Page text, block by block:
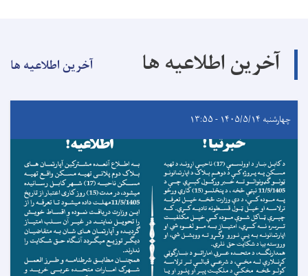
آخرین اطلاعیه ها آخرین اطلاعیه ها
چهارشنبه ۱۴۰۵/۵/۱۴ - ۱۳:۵۵